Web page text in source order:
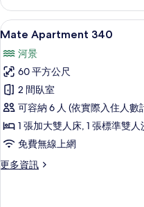
260
的
詳
顯
Mate
Apartment
340
的
所
有
相
20
Mate Apartment 340
河景
60 平方公尺
2 間臥室
可容納 6 人 (依實際入住人數
1 張加大雙人床, 1 張標準雙
免費無線上網
更多資訊
更